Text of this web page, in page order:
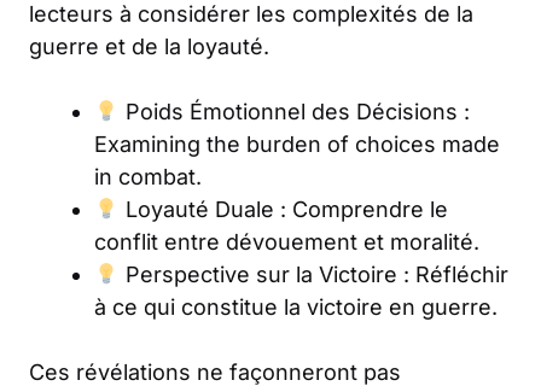
lecteurs à considérer les complexités de la
guerre et de la loyauté.
Poids Émotionnel des Décisions :
Examining the burden of choices made
in combat.
Loyauté Duale : Comprendre le
conflit entre dévouement et moralité.
Perspective sur la Victoire : Réfléchir
à ce qui constitue la victoire en guerre.
Ces révélations ne façonneront pas